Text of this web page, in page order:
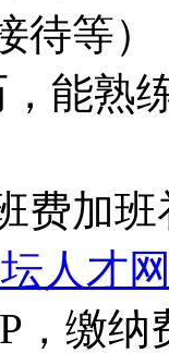
待等）
能熟
费加班
人才
，缴